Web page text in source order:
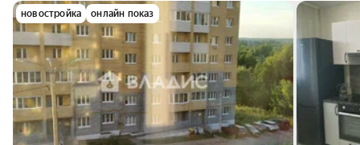
новостройка онлайн показ